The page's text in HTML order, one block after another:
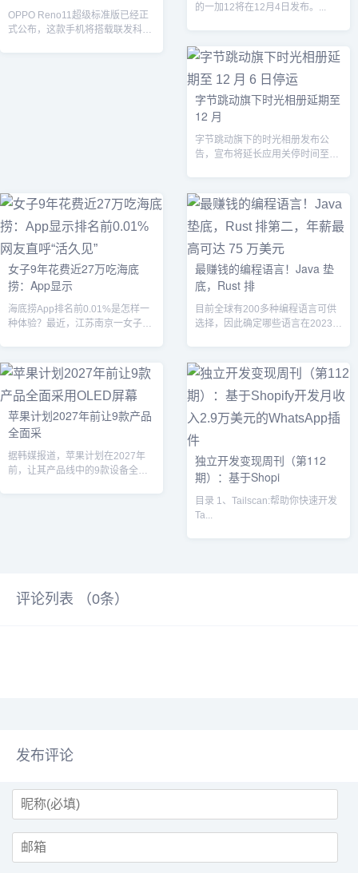
OPPO Reno11超级标准版已经正
式公布，这款手机将搭载联发科深
的一加12将在12月4日发布。...
字节跳动旗下时光相册延期至
12 月
字节跳动旗下的时光相册发布公
告，宣布将延长应用关停时间至
女子9年花费近27万吃海底
捞：App显示
海底捞App排名前0.01%是怎样一
种体验？最近，江苏南京一女子就
最赚钱的编程语言！Java 垫
底，Rust 排
目前全球有200多种编程语言可供
选择，因此确定哪些语言在2023年
苹果计划2027年前让9款产品
全面采
据韩媒报道，苹果计划在2027年
前，让其产品线中的9款设备全面
独立开发变现周刊（第112
期）：基于Shopi
目录 1、Tailscan:帮助你快速开发
Ta...
评论列表 （0条）
发布评论